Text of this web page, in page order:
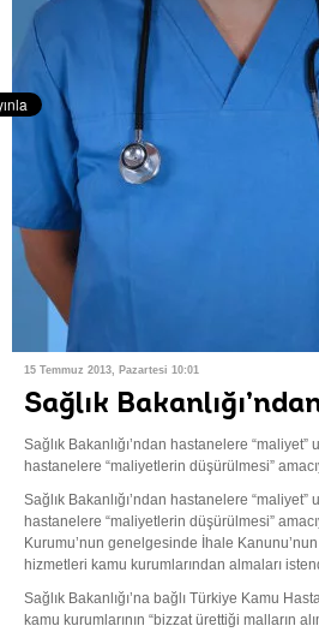
15 Temmuz 2013, Pazartesi 10:01
Sağlık
Sağlık Bakanlığı’ndan hastanelere
hastanelere “maliyetlerin düşürülmesi”
Sağlık Bakanlığı’ndan hastanelere
hastanelere “maliyetlerin düşürülmesi”
Kurumu’nun genelgesinde İhale
hizmetleri kamu kurumlarından almaları
Sağlık Bakanlığı’na bağlı Türkiye Kamu
kamu kurumlarının “bizzat ürettiği malların